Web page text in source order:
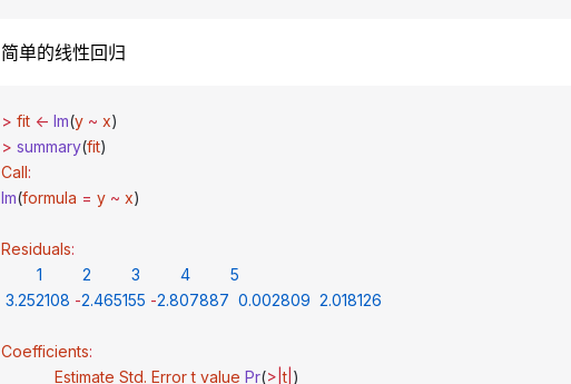
简单的线性回归
> fit <- lm(y ~ x)
> summary(fit)
Call:
lm(formula = y ~ x)
Residuals:
        1
         2
         3
         4
         5
3.252108 -2.465155 -2.807887
  0.002809
  2.018126
Coefficients:
            Estimate
Std. Error t value Pr(>|t )